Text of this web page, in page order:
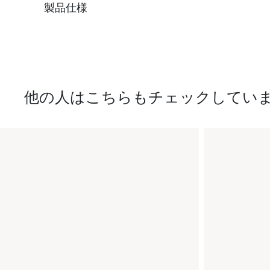
製品仕様
他の人はこちらもチェックしてい